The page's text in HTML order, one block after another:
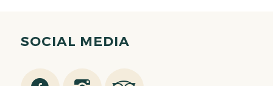
SOCIAL MEDIA